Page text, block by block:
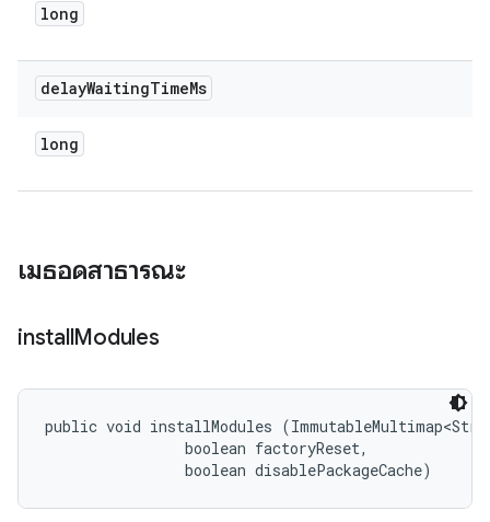
long
delayWaitingTimeMs
long
เมธอดสาธารณะ
installModules
public void installModules
                boolean factoryReset,
                boolean disablePackageCache)